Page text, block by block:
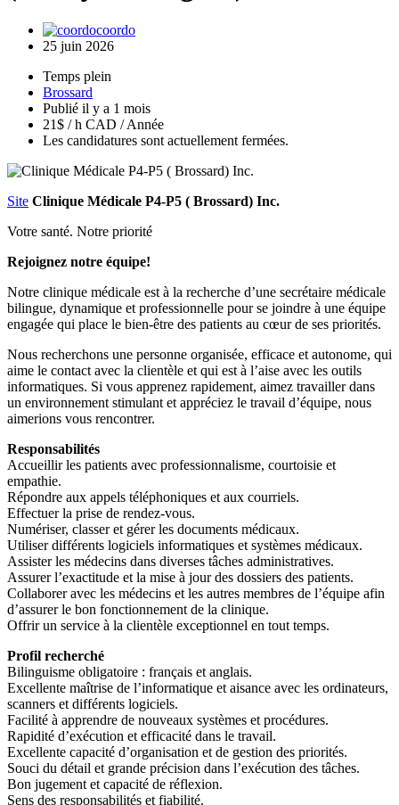
coordo
25 juin 2026
Temps plein
Brossard
Publié il y a 1 mois
21$ / h CAD / Année
Les candidatures sont actuellement fermées.
Site Clinique Médicale P4-P5 ( Brossard) Inc.
Votre santé. Notre priorité
Rejoignez notre équipe!
Notre clinique médicale est à la recherche d’une secrétaire médicale
bilingue, dynamique et professionnelle pour se joindre à une équipe
engagée qui place le bien-être des patients au cœur de ses priorités.
Nous recherchons une personne organisée, efficace et autonome, qui
aime le contact avec la clientèle et qui est à l’aise avec les outils
informatiques. Si vous apprenez rapidement, aimez travailler dans
un environnement stimulant et appréciez le travail d’équipe, nous
aimerions vous rencontrer.
Responsabilités
Accueillir les patients avec professionnalisme, courtoisie et
empathie.
Répondre aux appels téléphoniques et aux courriels.
Effectuer la prise de rendez-vous.
Numériser, classer et gérer les documents médicaux.
Utiliser différents logiciels informatiques et systèmes médicaux.
Assister les médecins dans diverses tâches administratives.
Assurer l’exactitude et la mise à jour des dossiers des patients.
Collaborer avec les médecins et les autres membres de l’équipe afin
d’assurer le bon fonctionnement de la clinique.
Offrir un service à la clientèle exceptionnel en tout temps.
Profil recherché
Bilinguisme obligatoire : français et anglais.
Excellente maîtrise de l’informatique et aisance avec les ordinateurs,
scanners et différents logiciels.
Facilité à apprendre de nouveaux systèmes et procédures.
Rapidité d’exécution et efficacité dans le travail.
Excellente capacité d’organisation et de gestion des priorités.
Souci du détail et grande précision dans l’exécution des tâches.
Bon jugement et capacité de réflexion.
Sens des responsabilités et fiabilité.